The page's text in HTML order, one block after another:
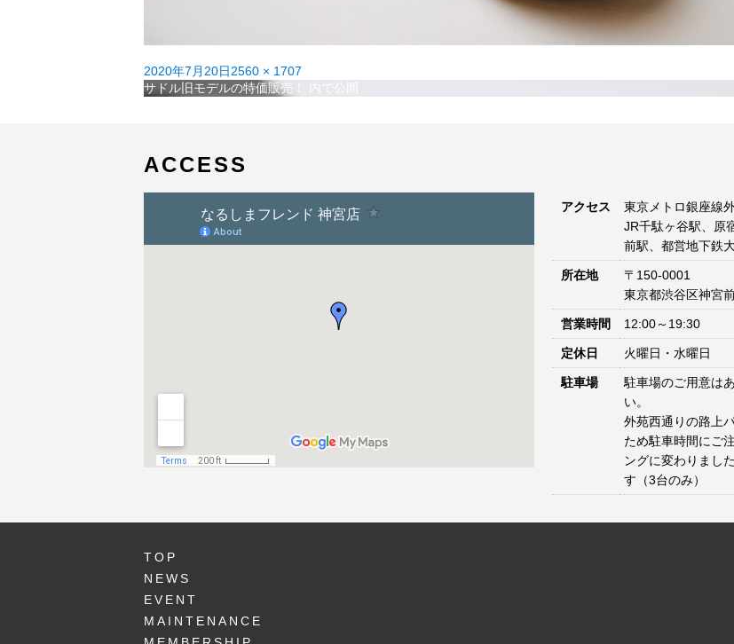
投
稿
2020年7月20日フ
ル
2560 × 1707
投
ゲ
ー
サドル旧モデルの特価販売！ 内で公開
ACCESS
アクセス
東京メトロ銀座線
JR千駄ヶ谷駅、原
前駅、都営地下鉄
所在地
〒150-0001
東京都渋谷区神宮
営業時間 12:00～19:30
定休日 火曜日・水曜日
駐車場
駐車場のご用意は
い。
外苑西通りの路上
ため駐車時間にご
ングに変わりまし
す（3台のみ）
TOP
NEWS
EVENT
MAINTENANCE